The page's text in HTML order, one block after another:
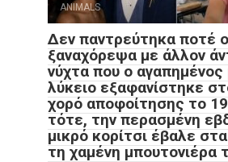
ANIMALS
Δεν παντρεύτηκα ποτέ
ξαναχόρεψα με άλλον
νύχτα που ο
λύκειο εξαφανίστηκε
χορό αποφοίτησης το
τότε, την περασμένη
μικρό κορίτσι έβαλε
τη χαμένη μπουτονιέρα